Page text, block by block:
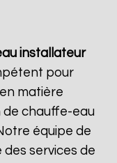
installateur
pour
matière
chauffe-eau
équipe de
services de